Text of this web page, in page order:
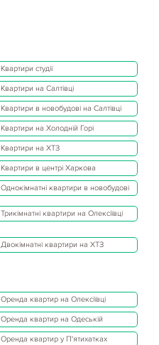
Квартири студії
Квартири на Салтівці
Квартири в новобудові на Салтівці
Квартири на Холодній Горі
Квартири на ХТЗ
Квартири в центрі Харкова
Однокімнатні квартири в новобудові
Трикімнатні квартири на Олексіївці
Двокімнатні квартири на ХТЗ
Оренда квартир на Олексіївці
Оренда квартир на Одеській
Оренда квартир у П'ятихатках